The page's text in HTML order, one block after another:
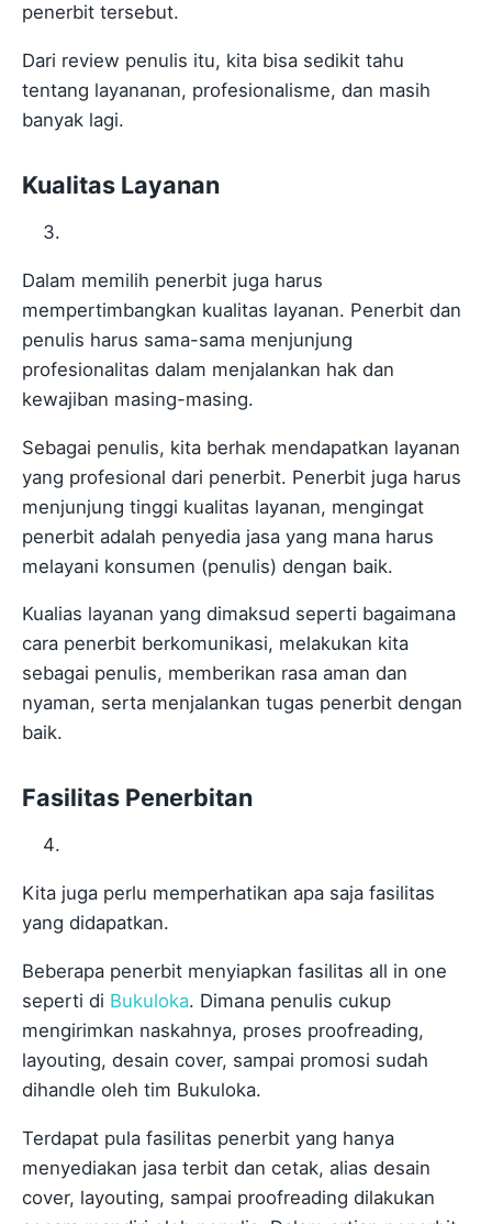
penerbit tersebut.
Dari review penulis itu, kita bisa sedikit tahu
tentang layananan, profesionalisme, dan masih
banyak lagi.
Kualitas Layanan
Dalam memilih penerbit juga harus
mempertimbangkan kualitas layanan. Penerbit dan
penulis harus sama-sama menjunjung
profesionalitas dalam menjalankan hak dan
kewajiban masing-masing.
Sebagai penulis, kita berhak mendapatkan layanan
yang profesional dari penerbit. Penerbit juga harus
menjunjung tinggi kualitas layanan, mengingat
penerbit adalah penyedia jasa yang mana harus
melayani konsumen (penulis) dengan baik.
Kualias layanan yang dimaksud seperti bagaimana
cara penerbit berkomunikasi, melakukan kita
sebagai penulis, memberikan rasa aman dan
nyaman, serta menjalankan tugas penerbit dengan
baik.
Fasilitas Penerbitan
Kita juga perlu memperhatikan apa saja fasilitas
yang didapatkan.
Beberapa penerbit menyiapkan fasilitas all in one
seperti di Bukuloka. Dimana penulis cukup
mengirimkan naskahnya, proses proofreading,
layouting, desain cover, sampai promosi sudah
dihandle oleh tim Bukuloka.
Terdapat pula fasilitas penerbit yang hanya
menyediakan jasa terbit dan cetak, alias desain
cover, layouting, sampai proofreading dilakukan